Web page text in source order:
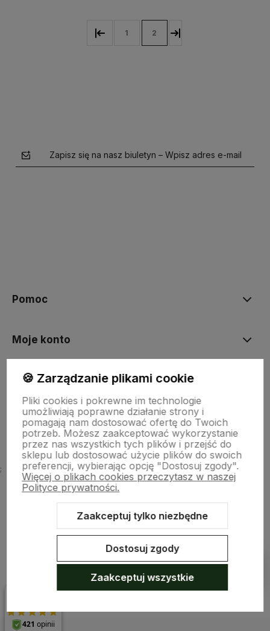
1 2
Zapisz się na nasz biuletyn – Wpisz adres e-mail
Pomoc
Moje konto
Płatności i dostawa
O nas
;
Sklep internetowy Shoper.pl Szablon Shoper Modern 3.0™
🍪 Zarządzanie plikami cookie
Pliki cookies i pokrewne im technologie
umożliwiają poprawne działanie strony i
pomagają nam dostosować ofertę do Twoich
potrzeb. Możesz zaakceptować wykorzystanie
przez nas wszystkich tych plików i przejść do
sklepu lub dostosować użycie plików do swoich
preferencji, wybierając opcję "Dostosuj zgody".
Więcej o plikach cookies przeczytasz w naszej
Polityce prywatności.
Zaakceptuj tylko niezbędne
Dostosuj zgody
Zaakceptuj wszystkie